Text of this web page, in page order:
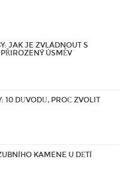
JAK JE ZVLÁDNOUT S
ÚSMĚV
10 DŮVODŮ, PROČ ZVOLIT
KAMENE U DĚTÍ